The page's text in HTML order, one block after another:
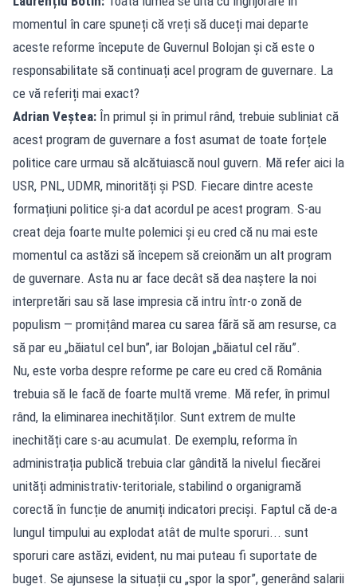
momentul în care spuneți că vreți să duceți mai departe
aceste reforme începute de Guvernul Bolojan și că este o
responsabilitate să continuați acel program de guvernare. La
ce vă referiți mai exact?
Adrian Veștea: În primul și în primul rând, trebuie subliniat că
acest program de guvernare a fost asumat de toate forțele
politice care urmau să alcătuiască noul guvern. Mă refer aici la
USR, PNL, UDMR, minorități și PSD. Fiecare dintre aceste
formațiuni politice și-a dat acordul pe acest program. S-au
creat deja foarte multe polemici și eu cred că nu mai este
momentul ca astăzi să începem să creionăm un alt program
de guvernare. Asta nu ar face decât să dea naștere la noi
interpretări sau să lase impresia că intru într-o zonă de
populism — promițând marea cu sarea fără să am resurse, ca
să par eu „băiatul cel bun”, iar Bolojan „băiatul cel rău”.
Nu, este vorba despre reforme pe care eu cred că România
trebuia să le facă de foarte multă vreme. Mă refer, în primul
rând, la eliminarea inechităților. Sunt extrem de multe
inechități care s-au acumulat. De exemplu, reforma în
administrația publică trebuia clar gândită la nivelul fiecărei
unități administrativ-teritoriale, stabilind o organigramă
corectă în funcție de anumiți indicatori preciși. Faptul că de-a
lungul timpului au explodat atât de multe sporuri... sunt
sporuri care astăzi, evident, nu mai puteau fi suportate de
buget. Se ajunsese la situații cu „spor la spor”, generând salarii